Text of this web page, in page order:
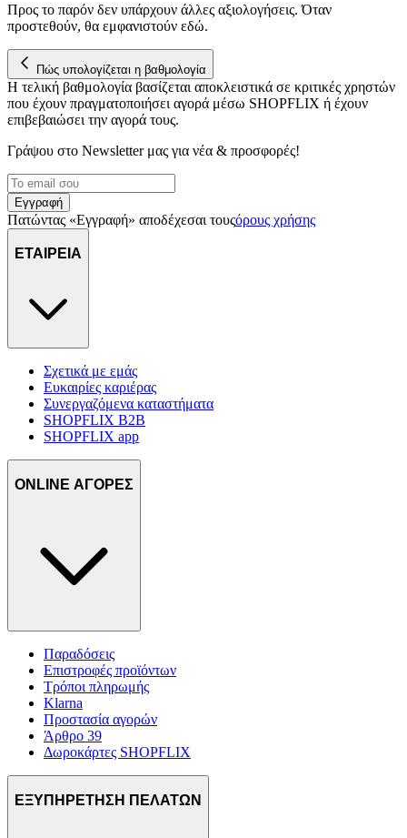
Προς το παρόν δεν υπάρχουν άλλες αξιολογήσεις. Όταν
προστεθούν, θα εμφανιστούν εδώ.
Πώς υπολογίζεται η βαθμολογία
Η τελική βαθμολογία βασίζεται αποκλειστικά σε κριτικές χρηστών
που έχουν πραγματοποιήσει αγορά μέσω SHOPFLIX ή έχουν
επιβεβαιώσει την αγορά τους.
Γράψου στο Νewsletter μας για νέα & προσφορές!
Εγγραφή
Πατώντας «Εγγραφή» αποδέχεσαι τουςόρους χρήσης
ΕΤΑΙΡΕΙΑ
Σχετικά με εμάς
Ευκαιρίες καριέρας
Συνεργαζόμενα καταστήματα
SHOPFLIX B2B
SHOPFLIX app
ONLINE ΑΓΟΡΕΣ
Παραδόσεις
Επιστροφές προϊόντων
Τρόποι πληρωμής
Klarna
Προστασία αγορών
Άρθρο 39
Δωροκάρτες SHOPFLIX
ΕΞΥΠΗΡΕΤΗΣΗ ΠΕΛΑΤΩΝ